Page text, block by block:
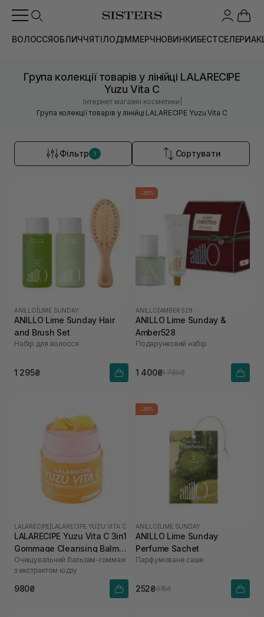
ВОЛОССЯОБЛИЧЧЯТІЛОДІММЕРЧНОВИНКИБЕСТСЕЛЕРИ
Група колекції товарів у лінійці LALARECIPE
Yuzu Vita C
Інтернет магазин косметики
Група колекції товарів у лінійці LALARECIPE Yuzu Vita C
Фільтр 1 Сортувати
ANILLO LIME SUNDAY
ANILLO Lime Sunday Hair
and Brush Set
Набір для волосся
1 295₴
-20%
ANILLO AMBER 528
ANILLO Lime Sunday &
Amber528
Подарунковий набір
1 400₴1 760₴
LALARECIPE LALARECIPE YUZU VITA C
LALARECIPE Yuzu Vita C 3in1
Gommage Cleansing Balm
50 мл
Очищувальний бальзам-гоммаж
з екстрактом юдзу
980₴
-20%
ANILLO LIME SUNDAY
ANILLO Lime Sunday
Perfume Sachet
Парфумоване саше
252₴315₴